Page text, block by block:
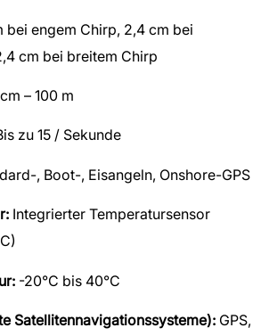
bei engem Chirp, 2,4 cm bei
cm bei breitem Chirp
– 100 m
zu 15 / Sekunde
, Boot-, Eisangeln, Onshore-GPS
Integrierter Temperatursensor
-20°C bis 40°C
Satellitennavigationssysteme): GPS,